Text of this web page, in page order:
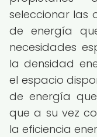
seleccionar las
de energía
necesidades
la densidad
el espacio
de energía
que a su vez
la eficiencia